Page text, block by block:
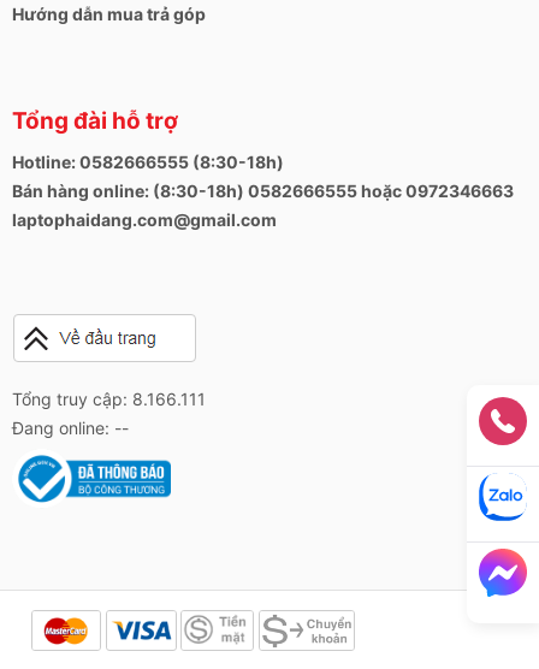
Hướng dẫn mua trả góp
Tổng đài hỗ trợ
Hotline: 0582666555 (8:30-18h)
Bán hàng online: (8:30-18h) 0582666555 hoặc 0972346663
laptophaidang.com@gmail.com
Tổng truy cập: 8.166.111
Đang online: --